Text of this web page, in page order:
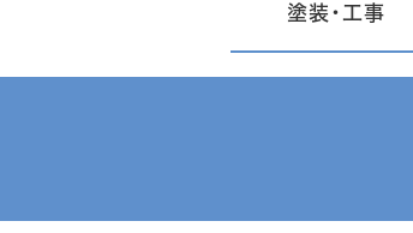
塗装・工事